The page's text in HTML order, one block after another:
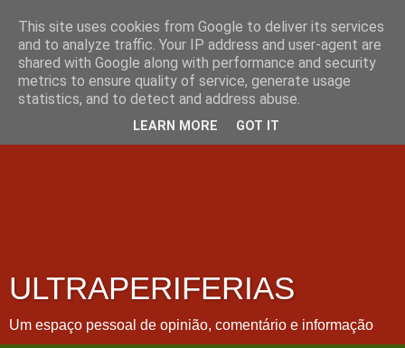
ULTRAPERIFERIAS
Um espaço pessoal de opinião, comentário e informação
This site uses cookies from Google to deliver its services
and to analyze traffic. Your IP address and user-agent are
shared with Google along with performance and security
metrics to ensure quality of service, generate usage
statistics, and to detect and address abuse.
LEARN MORE GOT IT